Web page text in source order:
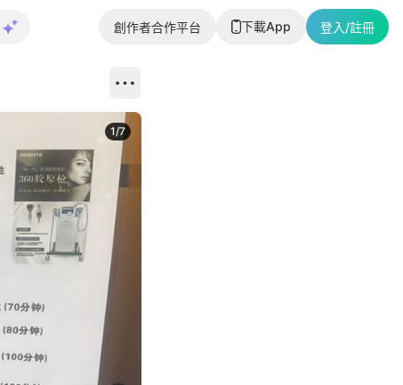
創作者合作平台 下載App 登入/註冊
1/7